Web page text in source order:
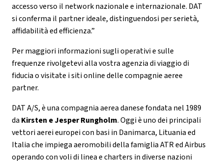
accesso verso il network nazionale e internazionale. DAT
si conferma il partner ideale, distinguendosi per serietà,
affidabilità ed efficienza.”
Per maggiori informazioni sugli operativi e sulle
frequenze rivolgetevi alla vostra agenzia di viaggio di
fiducia o visitate i siti online delle compagnie aeree
partner.
DAT A/S, è una compagnia aerea danese fondata nel 1989
da Kirsten e Jesper Rungholm. Oggi è uno dei principali
vettori aerei europei con basi in Danimarca, Lituania ed
Italia che impiega aeromobili della famiglia ATR ed Airbus
operando con voli di linea e charters in diverse nazioni